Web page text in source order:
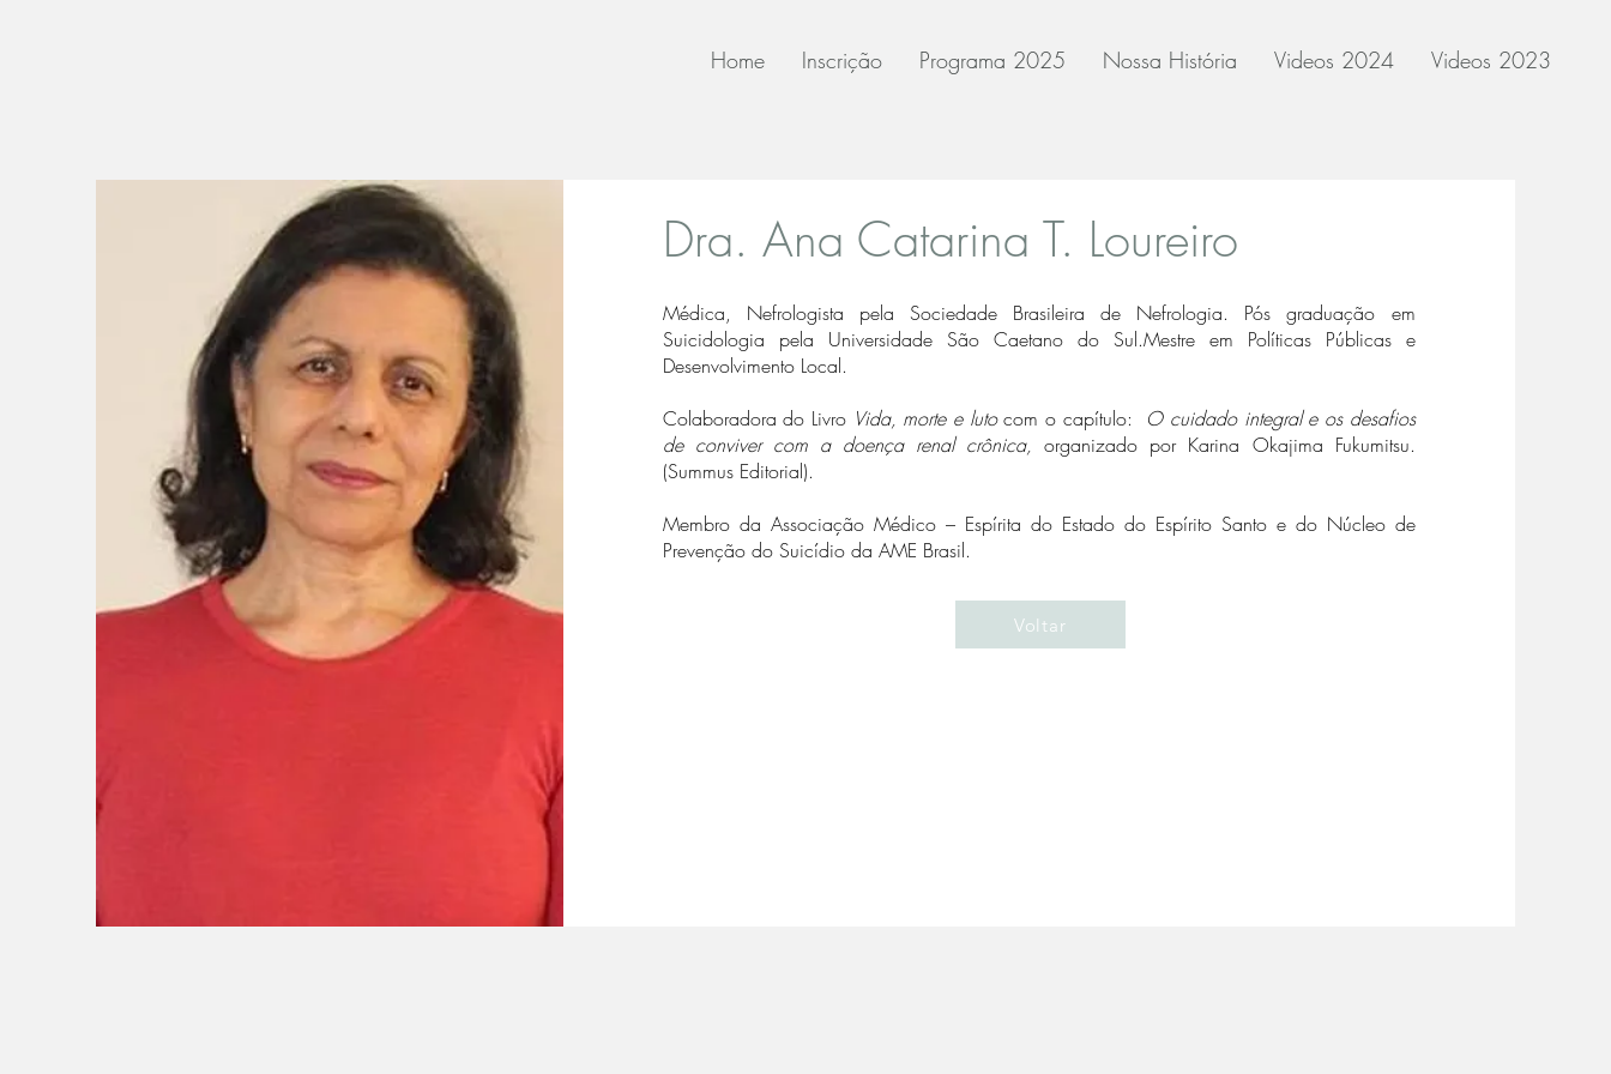
Home Inscrição Programa 2025 Nossa História Videos 2024 Videos 2023
​Dra. Ana Catarina T. Loureiro
Médica, Nefrologista pela Sociedade Brasileira de Nefrologia. Pós graduação em
Suicidologia pela Universidade São Caetano do Sul.Mestre em Políticas Públicas e
Desenvolvimento Local.
Colaboradora do Livro Vida, morte e lutocom o capítulo: O cuidado integral e os desafios
de conviver com a doença renal crônica,organizado por Karina Okajima Fukumitsu.
(Summus Editorial).
Membro da Associação Médico – Espírita do Estado do Espírito Santo e do Núcleo de
Prevenção do Suicídio da AME Brasil.
Voltar